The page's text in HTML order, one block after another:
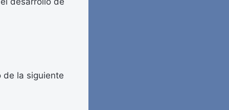
de la siguiente